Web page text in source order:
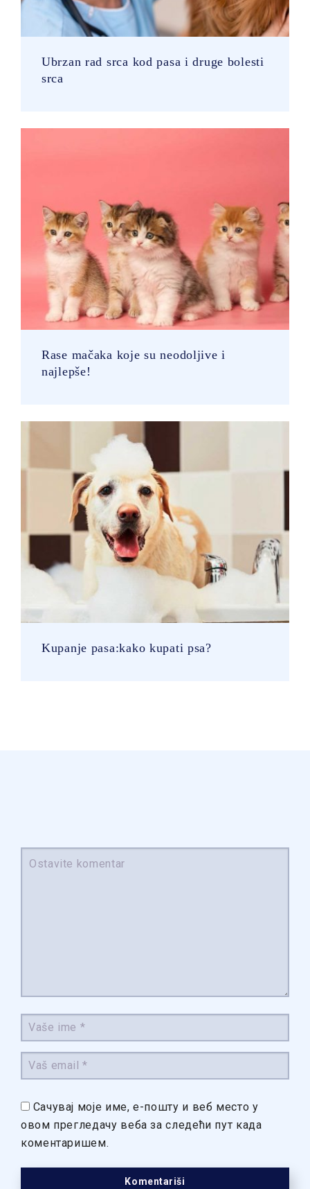
Ubrzan rad srca kod pasa i druge bolesti
srca
Rase mačaka koje su neodoljive i
najlepše!
Kupanje pasa:kako kupati psa?
Сачувај моје име, е-пошту и веб место у
овом прегледачу веба за следећи пут када
коментаришем.